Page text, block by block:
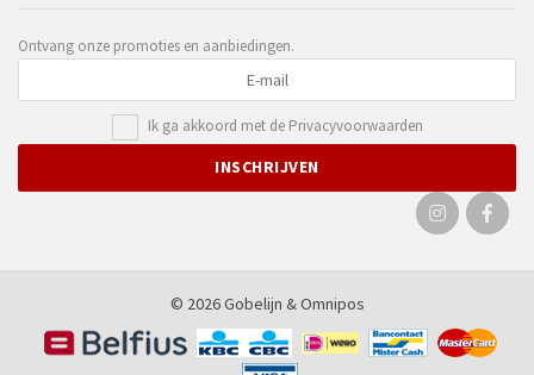
Ontvang onze promoties en aanbiedingen.
Ik ga akkoord met de Privacyvoorwaarden
© 2026 Gobelijn &Omnipos